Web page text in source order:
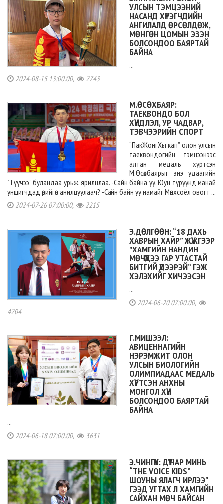
УЛСЫН ТЭМЦЭЭНИЙ
НАСАНД ХҮРЭГЧДИЙН
АНГИЛАЛД ӨРСӨЛДӨЖ,
МӨНГӨН ЦОМЫН ЭЗЭН
БОЛСОНДОО БАЯРТАЙ
БАЙНА
...
2024-08-15 13:00:00, 2743
М.ӨСӨХБАЯР:
ТАЕКВОНДО БОЛ
ХҮНДЛЭЛ, УР ЧАДВАР,
ТЭВЧЭЭРИЙН СПОРТ
“ПакЖонгХы кап” олон улсын
таеквондогийн тэмцээнээс
алтан медаль хүртсэн
М.Өсөхбаярыг энэ удаагийн
"Түүчээ” буландаа урьж, ярилцлаа. -Сайн байна уу. Юун түрүүнд манай
уншигчдад өөрийгөө танилцуулаач? -Сайн байн уу намайг Мөнхсоёл овогт ...
2024-07-26 07:00:00, 2215
Э.ДӨЛГӨӨН: “18 ДАХЬ
ХАВРЫН ХАЙР” ЖҮЖГЭЭР
"ХАМГИЙН НАНДИН
МӨЧҮҮДЭЭ ГАР УТАСТАЙ
БИТГИЙ ҮДЭЭРЭЙ” ГЭЖ
ХЭЛЭХИЙГ ХИЧЭЭСЭН
...
2024-06-20 07:00:00,
4204
Г.МИШЭЭЛ:
АВИЦЕННАГИЙН
НЭРЭМЖИТ ОЛОН
УЛСЫН БИОЛОГИЙН
ОЛИМПИАДААС МЕДАЛЬ
ХҮРТСЭН АНХНЫ
МОНГОЛ ХҮН
БОЛСОНДОО БАЯРТАЙ
БАЙНА
...
2024-06-18 07:00:00, 3631
Э.ЧИНГҮҮН: ДҮҮ НАР МИНЬ
“THE VOICE KIDS”
ШОУНЫ ЯЛАГЧ ИРЛЭЭ"
ГЭЭД УГТАХ Л ХАМГИЙН
САЙХАН МӨЧ БАЙСАН